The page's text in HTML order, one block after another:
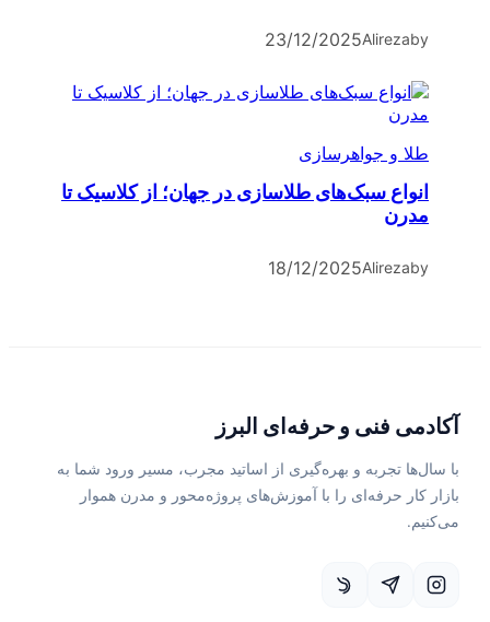
by
Alireza
23/12/2025
طلا و جواهرسازی
انواع سبک‌های طلاسازی در جهان؛ از کلاسیک تا
مدرن
by
Alireza
18/12/2025
آکادمی فنی و حرفه‌ای البرز
با سال‌ها تجربه و بهره‌گیری از اساتید مجرب، مسیر ورود شما به
بازار کار حرفه‌ای را با آموزش‌های پروژه‌محور و مدرن هموار
می‌کنیم.